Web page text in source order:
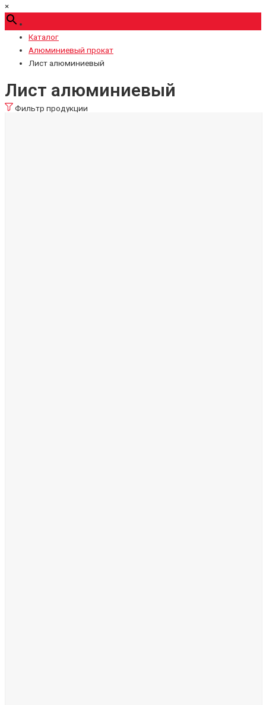
×
Каталог
Алюминиевый прокат
Лист алюминиевый
Лист алюминиевый
Фильтр продукции